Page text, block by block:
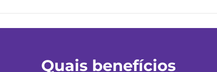
Quais benefícios